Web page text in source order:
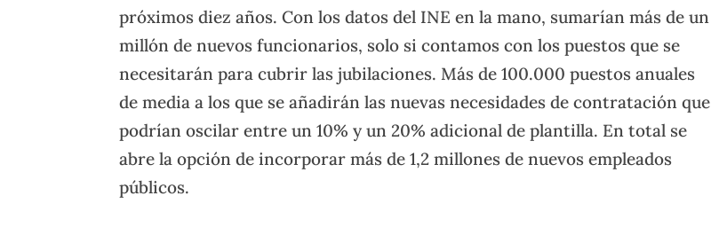
próximos diez años. Con los datos del INE en la mano, sumarían más de un
millón de nuevos funcionarios, solo si contamos con los puestos que se
necesitarán para cubrir las jubilaciones. Más de 100.000 puestos anuales
de media a los que se añadirán las nuevas necesidades de contratación que
podrían oscilar entre un 10% y un 20% adicional de plantilla. En total se
abre la opción de incorporar más de 1,2 millones de nuevos empleados
públicos.